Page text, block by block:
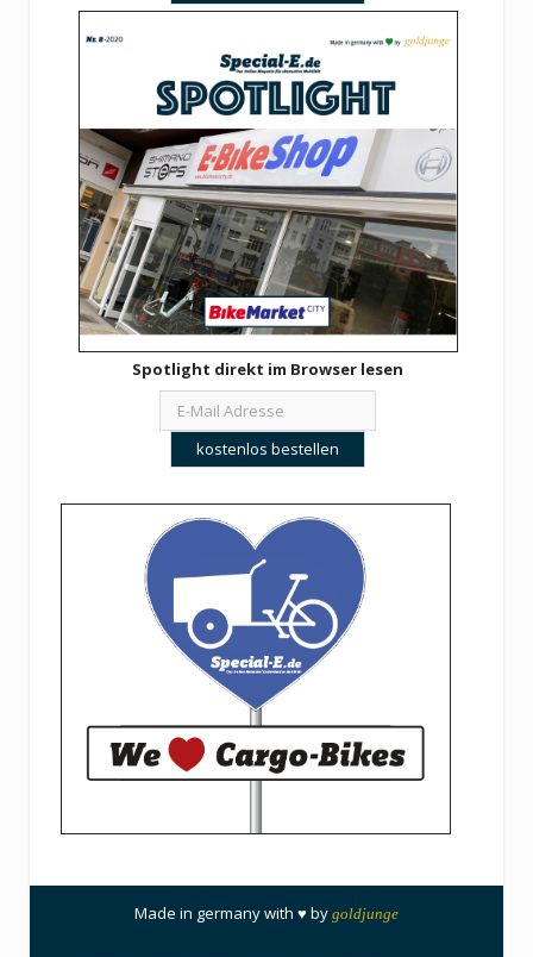
Spotlight direkt im Browser lesen
Made in germany with ♥ by goldjunge